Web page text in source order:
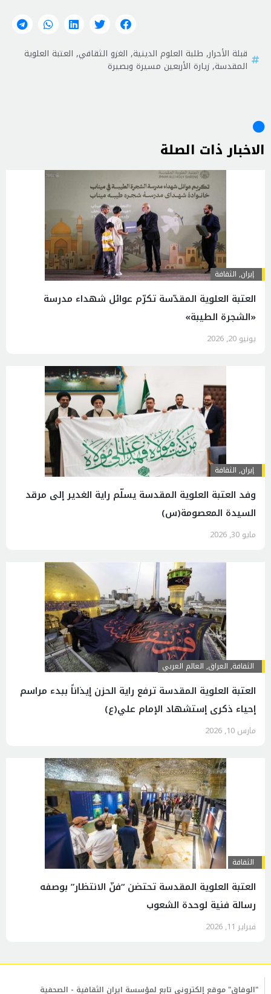
قبلة الأحرار, طلبة العلوم الدينية, الغزو الثقافي, العتبة العلوية
المقدسة,زيارة الأربعين مسيرة وبصيرة
الاخبار ذات الصلة
إيران, الثقافة
العتبة العلوية المقدّسة تكرّم عوائل شهداء مدرسة
«الشجرة الطيبة»
يونيو 20, 2026
إيران, الثقافة
وفد العتبة العلوية المقدسة يسلّم راية الغدير إلى مرقد
السيدة المعصومة(س)
مايو 30, 2026
الثقافة, العراق, العالم العربي
العتبة العلوية المقدسة ترفع راية الحزن إيذاناً ببدء مراسم
إحياء ذكرى إستشهاد الإمام علي(ع)
مارس 10, 2026
الثقافة
العتبة العلوية المقدسة تحتضن “فنّ الانتظار” بوصفه
رسالة فنية لوحدة الشعوب
فبراير 11, 2026
"الوفاق" موقع إلكتروني تابع لمؤسسة ايران الثقافية - الصحفية